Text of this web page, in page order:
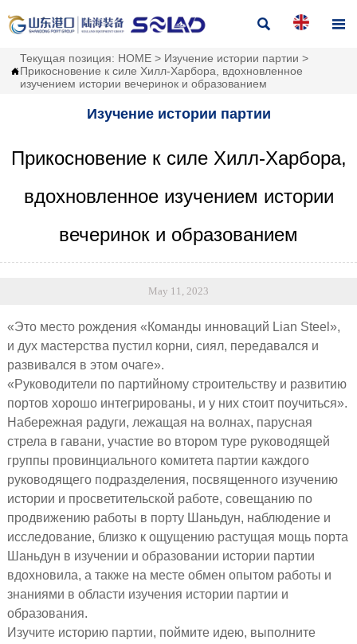
 

Текущая позиция: HOME > Изучение истории партии >
Прикосновение к силе Хилл-Харбора, вдохновленное
изучением истории вечеринок и образованием
Изучение истории партии
Прикосновение к силе Хилл-Харбора,
вдохновленное изучением истории
вечеринок и образованием
May 11, 2023
«Это место рождения «Команды инноваций Lian Steel»,
и дух мастерства пустил корни, сиял, передавался и
развивался в этом очаге».
«Руководители по партийному строительству и развитию
портов хорошо интегрированы, и у них стоит поучиться».
Набережная радуги, лежащая на волнах, парусная
стрела в гавани, участие во втором туре руководящей
группы провинциального комитета партии каждого
руководящего подразделения, посвященного изучению
истории и просветительской работе, совещанию по
продвижению работы в порту Шаньдун, наблюдение и
исследование, близко к ощущению растущая мощь порта
Шаньдун в изучении и образовании истории партии
вдохновила, а также на месте обмен опытом работы и
знаниями в области изучения истории партии и
образования.
Изучите историю партии, поймите идею, выполните